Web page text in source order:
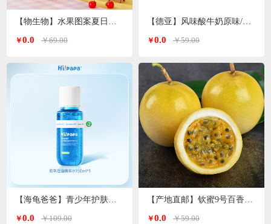
￥0.0 ￥69.00
【海龟爸爸】青少年护肤品爽肤水双萃控油精华水
￥0.0 ￥109.00
￥0.0 ￥59.00
【产地直邮】钦蜜9号百香果 净重3斤特大果（单果70-90g）广西发货
￥0.0 ￥59.00